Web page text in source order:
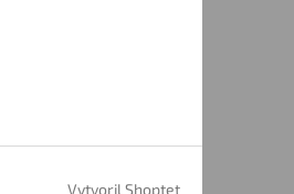
Vytvoril Shoptet